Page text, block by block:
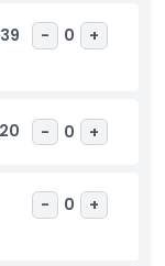
- 0 +
- 0 +
- 0 +